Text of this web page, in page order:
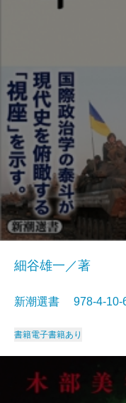
細谷雄一／著
新潮選書 978-4-
書籍電子書籍あり